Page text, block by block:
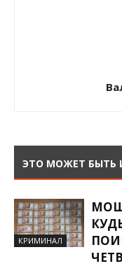
ЭТО МОЖЕТ БЫТЬ
КРИМИНАЛ